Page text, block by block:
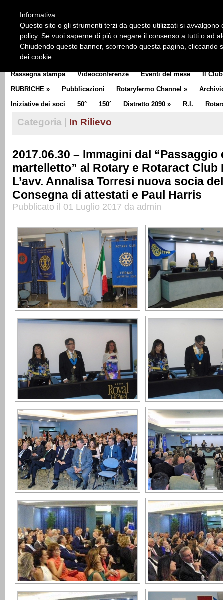
CLUB COMMUNICATOR
Rassegna stampa Videoconferenze Eventi del mese Il Club
RUBRICHE » Pubblicazioni Rotaryfermo Channel »
Iniziative dei soci
50° 150° Distretto 2090 » R.I.
Categoria | In Rilievo
2017.06.30 – Immagini dal “Passaggio
martelletto” al Rotary e Rotaract Club
L’avv. Annalisa Torresi nuova socia
Consegna di attestati e Paul Harris
Pubblicato il 01 Luglio 2017 da admin
Informativa
Questo sito o gli strumenti terzi da questo utilizzati si
policy. Se vuoi saperne di più o negare il consenso a tutti o ad
Chiudendo questo banner, scorrendo questa pagina, cliccando
dei cookie.